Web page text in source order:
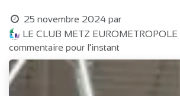
25 novembre 2024 par
LE CLUB METZ EUROMETROPOLE
commentaire pour l'instant